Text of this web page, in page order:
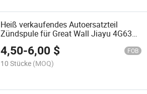
Heiß verkaufendes Autoersatzteil
Zündspule für Great Wall Jiayu 4G63s
Geely Emgrand 4G69 Geely Ec8 OEM:
Smw251000
4,50-6,00 $ FOB
10 Stücke (MOQ)